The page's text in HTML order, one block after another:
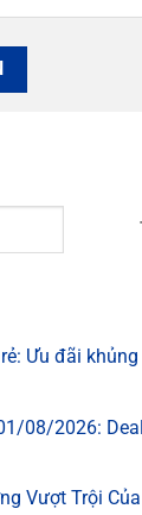
Ưu đãi
08/2026:
Vượt Trội